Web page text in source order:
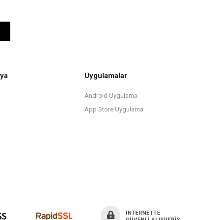
Uygulamalar
Android Uygulama
App Store Uygulama